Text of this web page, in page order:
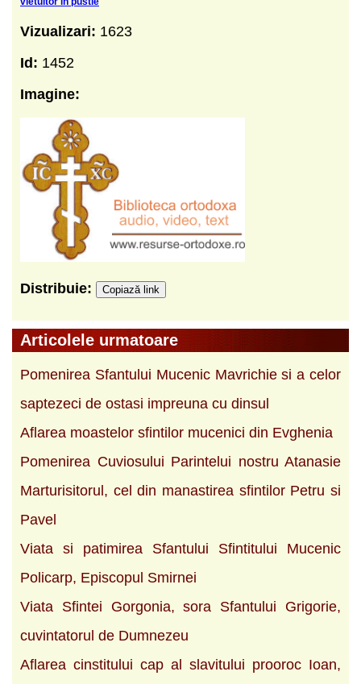
Vizualizari: 1623
Id: 1452
Imagine:
Distribuie: Copiază link
Articolele urmatoare
Pomenirea Sfantului Mucenic Mavrichie si a celor
saptezeci de ostasi impreuna cu dinsul
Aflarea moastelor sfintilor mucenici din Evghenia
Pomenirea Cuviosului Parintelui nostru Atanasie
Marturisitorul, cel din manastirea sfintilor Petru si
Pavel
Viata si patimirea Sfantului Sfintitului Mucenic
Policarp, Episcopul Smirnei
Viata Sfintei Gorgonia, sora Sfantului Grigorie,
cuvintatorul de Dumnezeu
Aflarea cinstitului cap al slavitului prooroc Ioan,